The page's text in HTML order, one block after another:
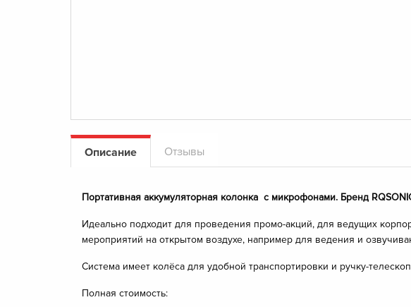
Описание Отзывы
Портативная аккумуляторная колонка с микрофонами. Бренд
Идеально подходит для проведения промо-акций, для ведущих
мероприятий на открытом воздухе, например для ведения и
Система имеет колёса для удобной транспортировки и ручку-
Полная стоимость: